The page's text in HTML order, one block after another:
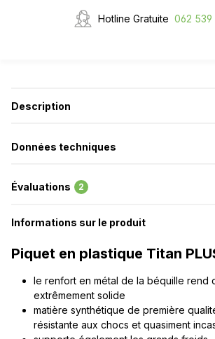
Hotline Gratuite 062 539
Description
Données techniques
Évaluations 2
Informations sur le produit
Piquet en plastique Titan
le renfort en métal de la béquille rend
extrêmement solide
matière synthétique de première
résistante aux chocs et quasiment